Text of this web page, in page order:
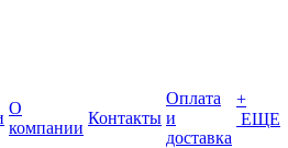
О
компании
Контакты
Оплата
и
доставка
+
ЕЩЕ